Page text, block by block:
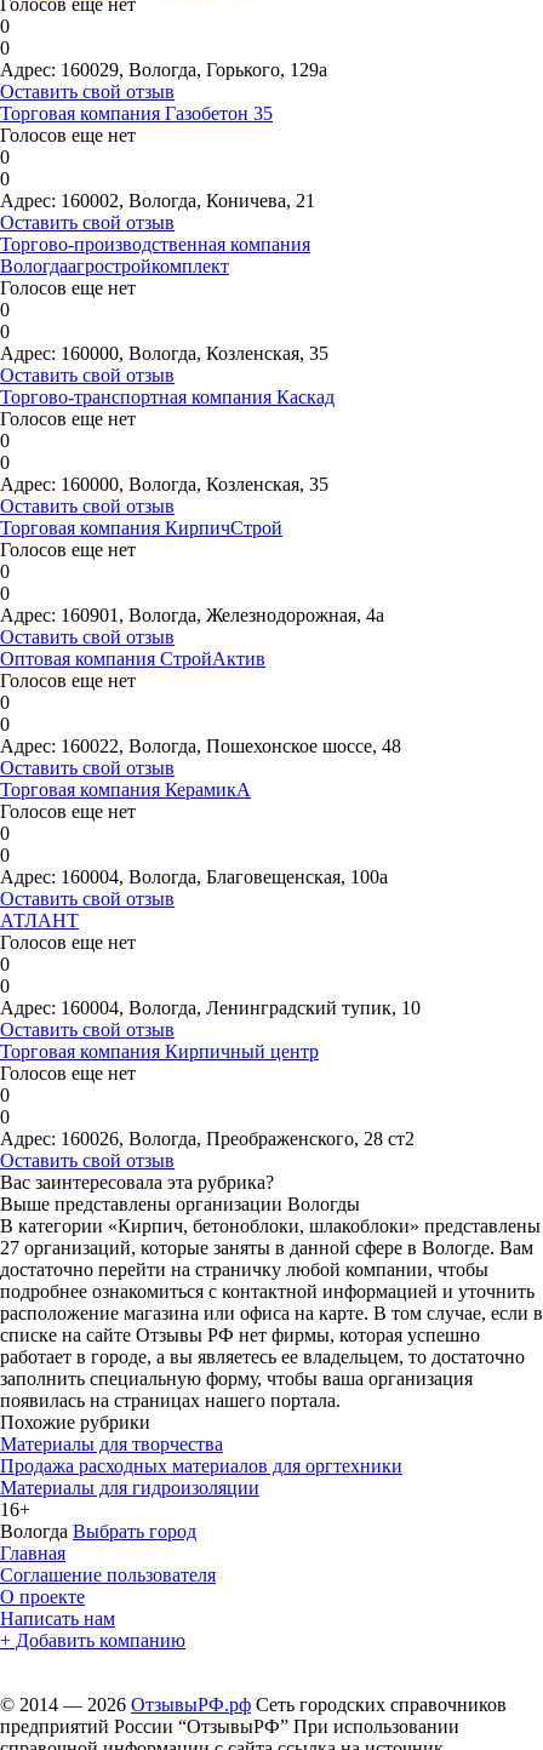
Голосов еще нет
0
0
Адрес: 160029, Вологда, Горького, 129а
Оставить свой отзыв
Торговая компания Газобетон 35
Голосов еще нет
0
0
Адрес: 160002, Вологда, Коничева, 21
Оставить свой отзыв
Торгово-производственная компания
Вологдаагростройкомплект
Голосов еще нет
0
0
Адрес: 160000, Вологда, Козленская, 35
Оставить свой отзыв
Торгово-транспортная компания Каскад
Голосов еще нет
0
0
Адрес: 160000, Вологда, Козленская, 35
Оставить свой отзыв
Торговая компания КирпичСтрой
Голосов еще нет
0
0
Адрес: 160901, Вологда, Железнодорожная, 4а
Оставить свой отзыв
Оптовая компания СтройАктив
Голосов еще нет
0
0
Адрес: 160022, Вологда, Пошехонское шоссе, 48
Оставить свой отзыв
Торговая компания КерамикА
Голосов еще нет
0
0
Адрес: 160004, Вологда, Благовещенская, 100а
Оставить свой отзыв
АТЛАНТ
Голосов еще нет
0
0
Адрес: 160004, Вологда, Ленинградский тупик, 10
Оставить свой отзыв
Торговая компания Кирпичный центр
Голосов еще нет
0
0
Адрес: 160026, Вологда, Преображенского, 28 ст2
Оставить свой отзыв
Вас заинтересовала эта рубрика?
Выше представлены организации Вологды
В категории «Кирпич, бетоноблоки, шлакоблоки» представлены
27 организаций, которые заняты в данной сфере в Вологде. Вам
достаточно перейти на страничку любой компании, чтобы
подробнее ознакомиться с контактной информацией и уточнить
расположение магазина или офиса на карте. В том случае, если в
списке на сайте Отзывы РФ нет фирмы, которая успешно
работает в городе, а вы являетесь ее владельцем, то достаточно
заполнить специальную форму, чтобы ваша организация
появилась на страницах нашего портала.
Похожие рубрики
Материалы для творчества
Продажа расходных материалов для оргтехники
Материалы для гидроизоляции
16+
Вологда Выбрать город
Главная
Соглашение пользователя
О проекте
Написать нам
+ Добавить компанию
© 2014 — 2026 ОтзывыРФ.рф Сеть городских справочников
предприятий России “ОтзывыРФ” При использовании